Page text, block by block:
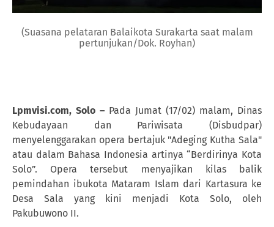
(Suasana pelataran Balaikota Surakarta saat malam
pertunjukan/Dok. Royhan)
Lpmvisi.com, Solo – Pada Jumat (17/02) malam, Dinas
Kebudayaan dan Pariwisata (Disbudpar)
menyelenggarakan opera bertajuk "Adeging Kutha Sala"
atau dalam Bahasa Indonesia artinya “Berdirinya Kota
Solo”. Opera tersebut menyajikan kilas balik
pemindahan ibukota Mataram Islam dari Kartasura ke
Desa Sala yang kini menjadi Kota Solo, oleh
Pakubuwono II.